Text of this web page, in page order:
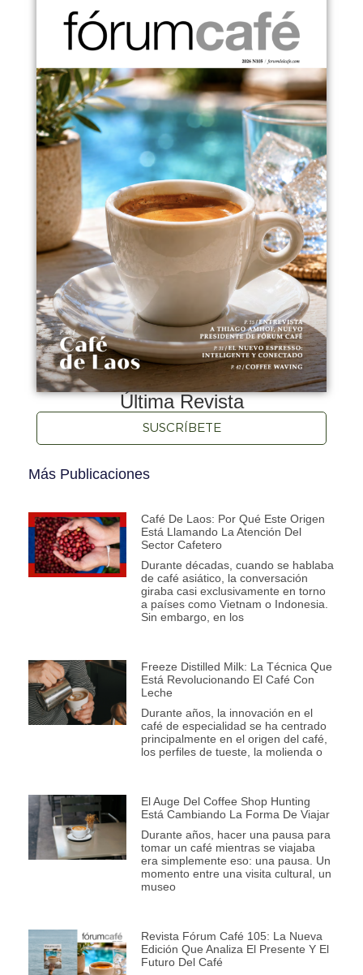
Última Revista
SUSCRÍBETE
Más Publicaciones
Café De Laos: Por Qué Este Origen
Está Llamando La Atención Del
Sector Cafetero
Durante décadas, cuando se hablaba
de café asiático, la conversación
giraba casi exclusivamente en torno
a países como Vietnam o Indonesia.
Sin embargo, en los
Freeze Distilled Milk: La Técnica Que
Está Revolucionando El Café Con
Leche
Durante años, la innovación en el
café de especialidad se ha centrado
principalmente en el origen del café,
los perfiles de tueste, la molienda o
El Auge Del Coffee Shop Hunting
Está Cambiando La Forma De Viajar
Durante años, hacer una pausa para
tomar un café mientras se viajaba
era simplemente eso: una pausa. Un
momento entre una visita cultural, un
museo
Revista Fórum Café 105: La Nueva
Edición Que Analiza El Presente Y El
Futuro Del Café